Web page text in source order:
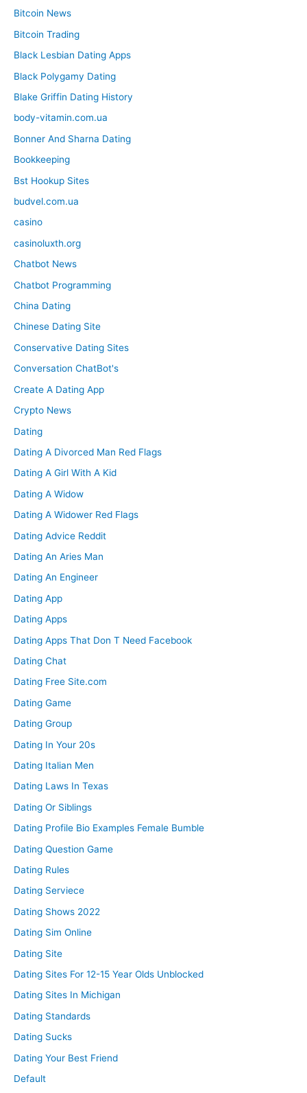
Bitcoin News
Bitcoin Trading
Black Lesbian Dating Apps
Black Polygamy Dating
Blake Griffin Dating History
body-vitamin.com.ua
Bonner And Sharna Dating
Bookkeeping
Bst Hookup Sites
budvel.com.ua
casino
casinoluxth.org
Chatbot News
Chatbot Programming
China Dating
Chinese Dating Site
Conservative Dating Sites
Conversation ChatBot's
Create A Dating App
Crypto News
Dating
Dating A Divorced Man Red Flags
Dating A Girl With A Kid
Dating A Widow
Dating A Widower Red Flags
Dating Advice Reddit
Dating An Aries Man
Dating An Engineer
Dating App
Dating Apps
Dating Apps That Don T Need Facebook
Dating Chat
Dating Free Site.com
Dating Game
Dating Group
Dating In Your 20s
Dating Italian Men
Dating Laws In Texas
Dating Or Siblings
Dating Profile Bio Examples Female Bumble
Dating Question Game
Dating Rules
Dating Serviece
Dating Shows 2022
Dating Sim Online
Dating Site
Dating Sites For 12-15 Year Olds Unblocked
Dating Sites In Michigan
Dating Standards
Dating Sucks
Dating Your Best Friend
Default